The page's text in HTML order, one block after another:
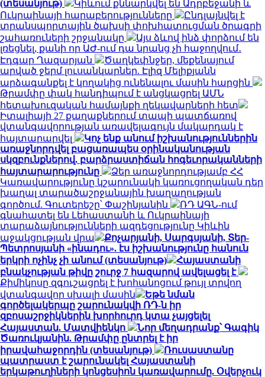
(տեսանյութ)
Կիևում քննարկվել են Ադրբեջանի և
Ուկրաինայի հարաբերությունները
Ընդլայնվել է
տրանսպորտային ծախսի փոխհատուցման ծրագրի
շահառուների շրջանակը
Այս ձևով ինձ փորձում են
լռեցնել, քանի որ ԱԺ-ում դա նրանց չի հաջողվում․
Էդգար Ղազարյան
Ծաղկեփնջեր, մեքենայում
արված ջերմ լուսանկարներ. Էլիզ Մելիքյանն
արձագանքել է կողակից ունենալու մասին հարցին
Թրամփը փակ հանդիպում է անցկացրել ԱՄՆ
հետախուզական համայնքի ղեկավարների հետ
Իտալիայի 27 քաղաքներում տապի պատճառով
վտանգավորության առավելագույն մակարդակ է
հայտարարվել
Կոչ ենք անում իշխանություններին
առաջնորդվել բացառապես օրինականության
սկզբունքներով. բարձրաստիճան հոգեւորականների
հայտարարությունը
Ձեր առաջնորդությամբ ՀՀ
Կառավարությունը կշարունակի կառուցողական դեր
խաղալ տարածաշրջանային խաղաղության
գործում. Գուտերեշը՝ Փաշինյանին
ՌԴ ԱԳՆ-ում
գնահատել են Լեհաստանի և Ուկրաինայի
տարաձայնությունների ազդեցությունը Կիևին
աջակցության վրա
Քոչարյանի, Սարգսյանի, Տեր-
Պետրոսյանի «ինադու». էս իշխանությունը հանուն
երկրի ոչինչ չի անում (տեսանյութ)
Հայաստանի
բնակչության թիվը շուրջ 7 հազարով ավելացել է
Քիմիկոսը զգուշացրել է խոհանոցում թույլ տրվող
վտանգավոր սխալի մասին
Եթե նման
գործելակերպը շարունակվի ՌԴ-ն իր
զբոսաշրջիկներին խորհուրդ կտա չայցելել
Հայաստան. Մատվիենկո
Նոր մեղադրանք՝ Գագիկ
Ծառուկյանին. Թրամփը ընտրել է իր
իրավահաջորդին (տեսանյութ)
Ռուսաստանը
պատրաստ է շարունակել Հայաստանի
երկաթուղիների կոնցեսիոն կառավարումը. Օվերչուկ